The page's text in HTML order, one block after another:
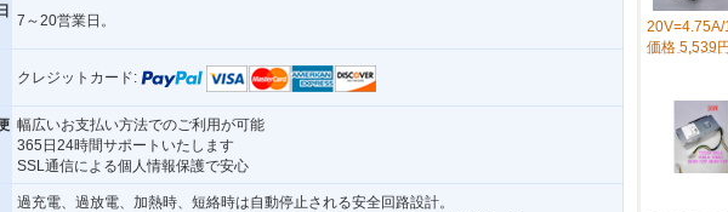
7～20営業日。
クレジットカード:
幅広いお支払い方法でのご利用が可能
365日24時間サポートいたします
SSL通信による個人情報保護で安心
過充電、過放電、加熱時、短絡時は自動停止される安全回路設計。
20V=4.75A/
価格 5,539円